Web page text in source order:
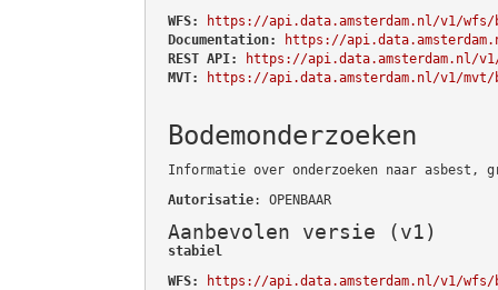
WFS:
https://api.data.amsterdam.nl/v1/wfs/
Documentation:
https://
REST API:
https://api.data.amsterdam.nl/
MVT:
https://api.data.amsterdam.nl/v1/mvt/
Bodemonderzoeken
Informatie over onderzoeken naar asbest,
Autorisatie: OPENBAAR
Aanbevolen versie (v1)
stabiel
WFS:
https://api.data.amsterdam.nl/v1/wfs/